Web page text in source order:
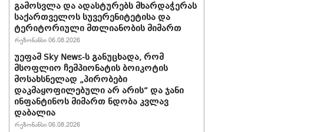
გამოსვლა და ადასტურებს მხარდაჭერას
საქართველოს სუვერენიტეტისა და
ტერიტორიული მთლიანობის მიმართ
რეზონანსი 06.08.2026
უეფამ Sky News-ს განუცხადა, რომ
მსოფლიო ჩემპიონატის ბოიკოტის
მოსახსნელად „პირობები
დაკმაყოფილებული არ არის“ და ჯანი
ინფანტინოს მიმართ ნდობა კვლავ
დაბალია
რეზონანსი 06.08.2026